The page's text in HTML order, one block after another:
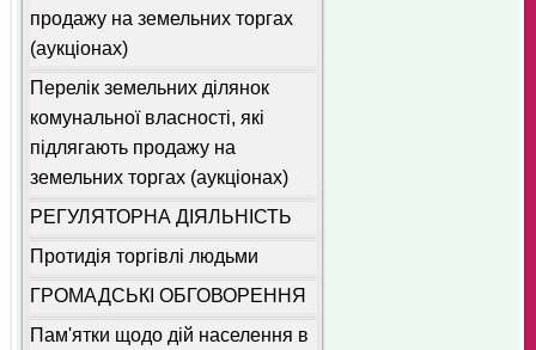
продажу на земельних торгах
(аукціонах)
Перелік земельних ділянок
комунальної власності, які
підлягають продажу на
земельних торгах (аукціонах)
РЕГУЛЯТОРНА ДІЯЛЬНІСТЬ
Протидія торгівлі людьми
ГРОМАДСЬКІ ОБГОВОРЕННЯ
Пам'ятки щодо дій населення в